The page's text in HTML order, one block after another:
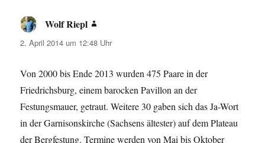
Wolf Riepl
2. April 2014 um 12:48 Uhr
Von 2000 bis Ende 2013 wurden 475 Paare in der
Friedrichsburg, einem barocken Pavillon an der
Festungsmauer, getraut. Weitere 30 gaben sich das Ja-Wort
in der Garnisonskirche (Sachsens ältester) auf dem Plateau
der Bergfestung. Termine werden von Mai bis Oktober